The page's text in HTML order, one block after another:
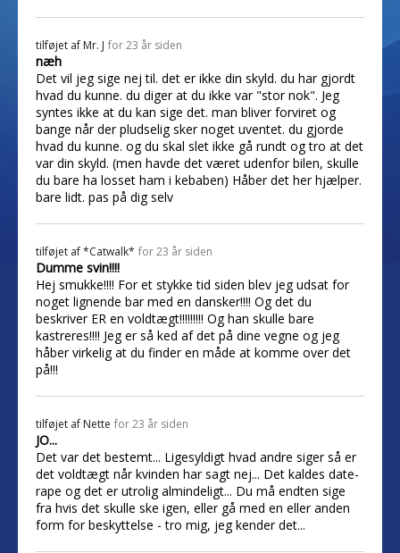
tilføjet af Mr. J for 23 år siden
næh
Det vil jeg sige nej til. det er ikke din skyld. du har gjordt
hvad du kunne. du diger at du ikke var "stor nok". Jeg
syntes ikke at du kan sige det. man bliver forviret og
bange når der pludselig sker noget uventet. du gjorde
hvad du kunne. og du skal slet ikke gå rundt og tro at det
var din skyld. (men havde det været udenfor bilen, skulle
du bare ha losset ham i kebaben) Håber det her hjælper.
bare lidt. pas på dig selv
tilføjet af*Catwalk* for 23 år siden
Dumme svin!!!!
Hej smukke!!!! For et stykke tid siden blev jeg udsat for
noget lignende bar med en dansker!!!! Og det du
beskriver ER en voldtægt!!!!!!!!! Og han skulle bare
kastreres!!!! Jeg er så ked af det på dine vegne og jeg
håber virkelig at du finder en måde at komme over det
på!!!
tilføjet af Nette for 23 år siden
JO...
Det var det bestemt... Ligesyldigt hvad andre siger så er
det voldtægt når kvinden har sagt nej... Det kaldes date-
rape og det er utrolig almindeligt... Du må endten sige
fra hvis det skulle ske igen, eller gå med en eller anden
form for beskyttelse - tro mig, jeg kender det...